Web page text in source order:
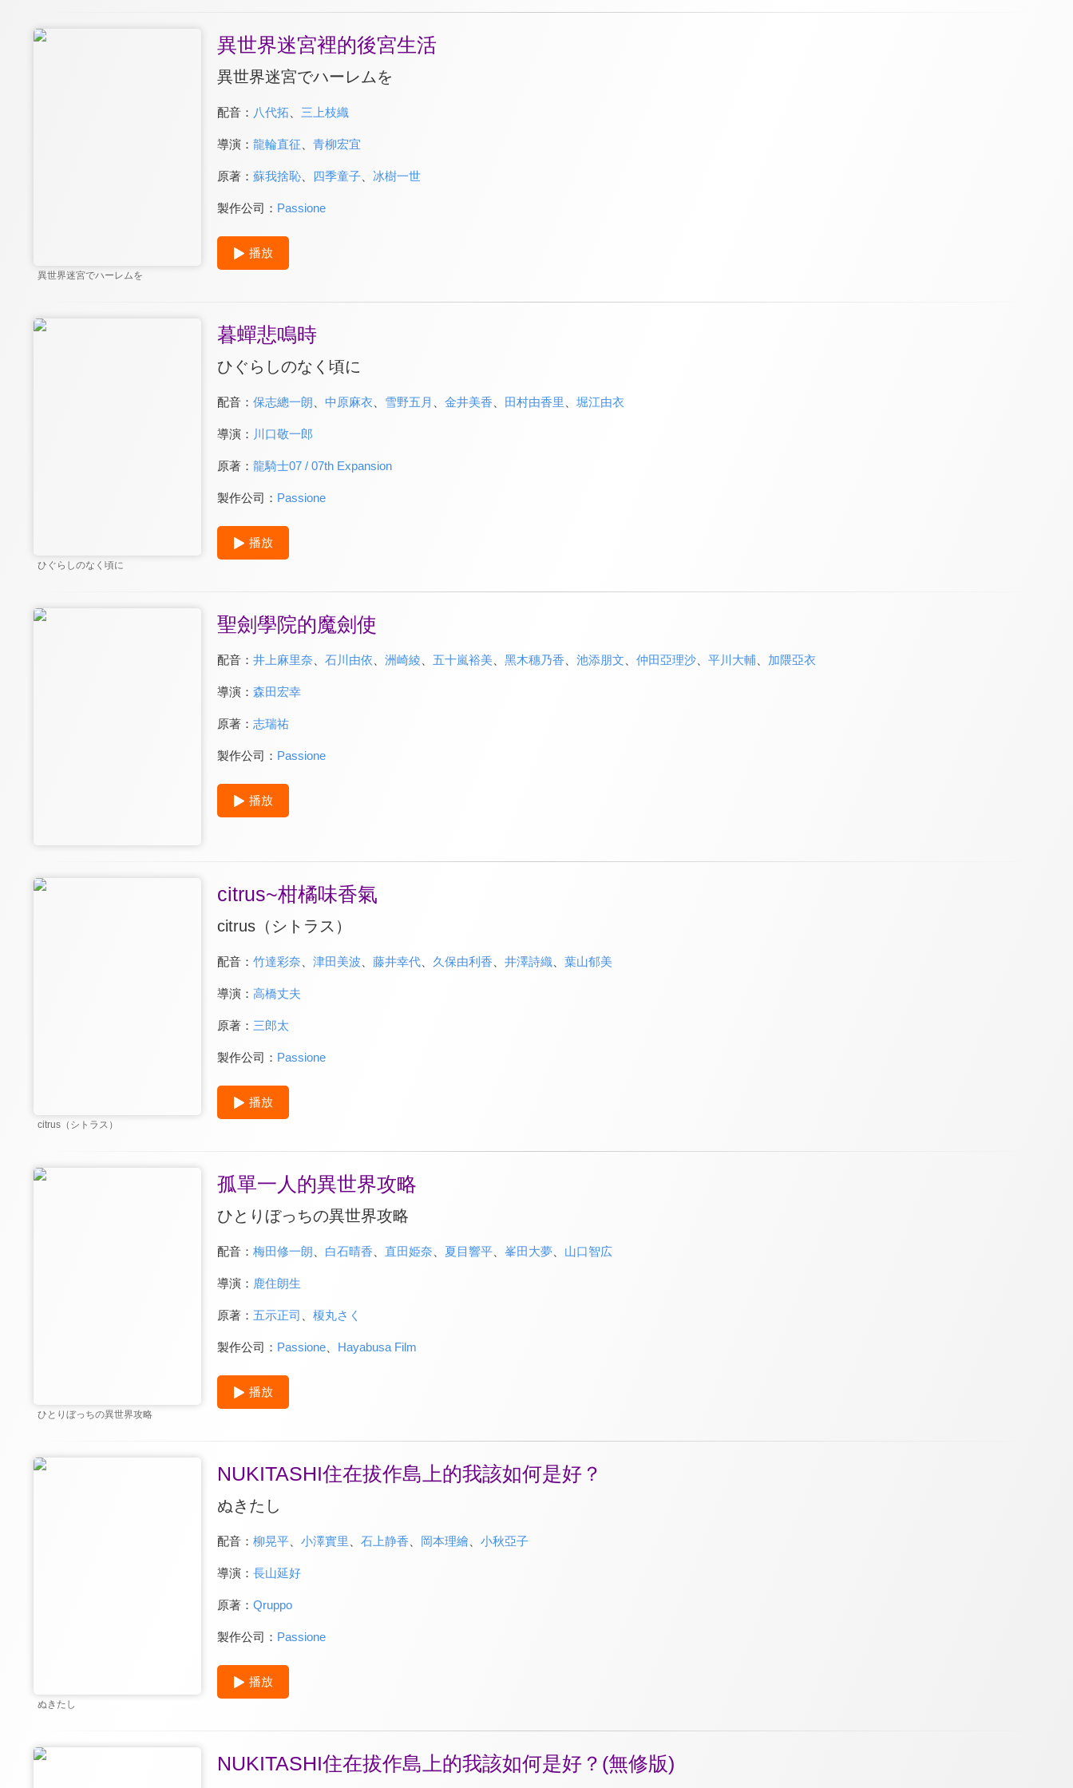
異世界迷宮でハーレムを
異世界迷宮裡的後宮生活
異世界迷宮でハーレムを
配音： 八代拓 三上枝織
導演： 龍輪直征 青柳宏宜
原著： 蘇我捨恥、 四季童子、 冰樹一世
製作公司： Passione
播放
ひぐらしのなく頃に
暮蟬悲鳴時
ひぐらしのなく頃に
配音： 保志總一朗 中原麻衣 雪野五月 金井美香 田村由香里 堀江由衣
導演： 川口敬一郎
原著： 龍騎士07 / 07th Expansion
製作公司： Passione
播放
聖劍學院的魔劍使
配音： 井上麻里奈 石川由依 洲崎綾 五十嵐裕美 黑木穗乃香 池添朋文 仲田亞理沙、 平川大輔、 加隈亞衣
導演： 森田宏幸
原著： 志瑞祐
製作公司： Passione
播放
citrus（シトラス）
citrus~柑橘味香氣
citrus（シトラス）
配音： 竹達彩奈 津田美波 藤井幸代、 久保由利香 井澤詩織、 葉山郁美
導演： 高橋丈夫
原著： 三郎太
製作公司： Passione
播放
ひとりぼっちの異世界攻略
孤單一人的異世界攻略
ひとりぼっちの異世界攻略
配音： 梅田修一朗 白石晴香 直田姫奈 夏目響平、 峯田大夢、 山口智広
導演： 鹿住朗生
原著： 五示正司 榎丸さく
製作公司： Passione、 Hayabusa Film
播放
ぬきたし
NUKITASHI住在拔作島上的我該如何是好？
ぬきたし
配音： 柳晃平、 小澤實里 石上静香 岡本理繪 小秋亞子
導演： 長山延好
原著： Qruppo
製作公司： Passione
播放
NUKITASHI住在拔作島上的我該如何是好？(無修版)